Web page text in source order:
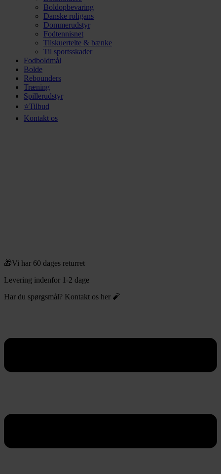
Boldopbevaring
Danske roligans
Dommerudstyr
Fodtennisnet
Tilskuertelte & bænke
Til sportsskader
Fodboldmål
Bolde
Rebounders
Træning
Spillerudstyr
⭐Tilbud
Kontakt os
🎁Vi har 60 dages returret
Levering indenfor 1-2 dage
Har du spørgsmål? Kontakt os her 🧨